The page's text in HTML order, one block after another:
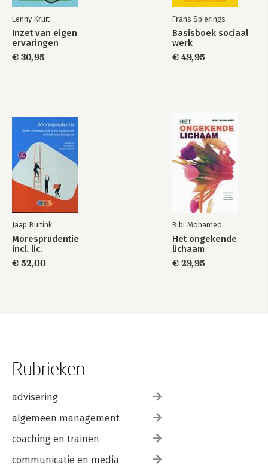
Lenny Kruit
Inzet van eigen
ervaringen
€ 30,95
Frans Spierings
Basisboek sociaal
werk
€ 49,95
Jaap Buitink
Moresprudentie
incl. lic.
€ 52,00
Bibi Mohamed
Het ongekende
lichaam
€ 29,95
Rubrieken
advisering
algemeen management
coaching en trainen
communicatie en media